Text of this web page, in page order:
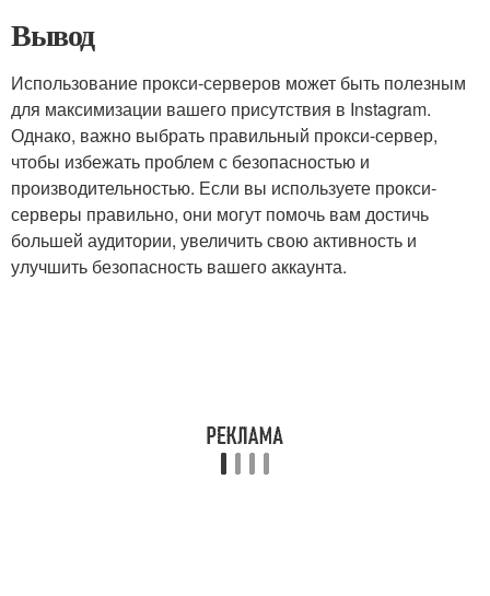
Вывод
Использование прокси-серверов может быть полезным
для максимизации вашего присутствия в Instagram.
Однако, важно выбрать правильный прокси-сервер,
чтобы избежать проблем с безопасностью и
производительностью. Если вы используете прокси-
серверы правильно, они могут помочь вам достичь
большей аудитории, увеличить свою активность и
улучшить безопасность вашего аккаунта.